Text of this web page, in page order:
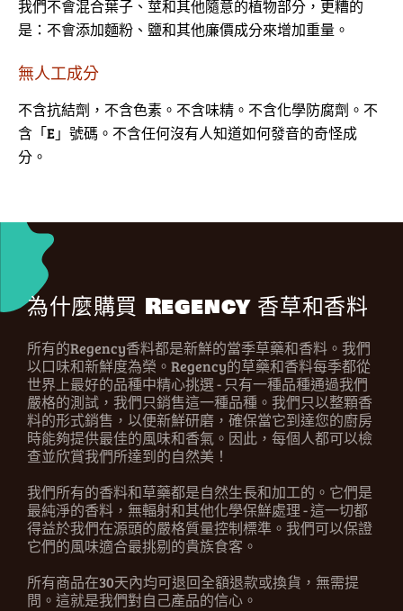
我們不會混合葉子、莖和其他隨意的植物部分，更糟的
是：不會添加麵粉、鹽和其他廉價成分來增加重量。
無人工成分
不含抗結劑，不含色素。不含味精。不含化學防腐劑。不
含「E」號碼。不含任何沒有人知道如何發音的奇怪成
分。
為什麼購買 Regency 香草和香料
所有的Regency香料都是新鮮的當季草藥和香料。我們
以口味和新鮮度為榮。Regency的草藥和香料每季都從
世界上最好的品種中精心挑選 - 只有一種品種通過我們
嚴格的測試，我們只銷售這一種品種。我們只以整顆香
料的形式銷售，以便新鮮研磨，確保當它到達您的廚房
時能夠提供最佳的風味和香氣。因此，每個人都可以檢
查並欣賞我們所達到的自然美！
我們所有的香料和草藥都是自然生長和加工的。它們是
最純淨的香料，無輻射和其他化學保鮮處理 - 這一切都
得益於我們在源頭的嚴格質量控制標準。我們可以保證
它們的風味適合最挑剔的貴族食客。
所有商品在30天內均可退回全額退款或換貨，無需提
問。這就是我們對自己產品的信心。